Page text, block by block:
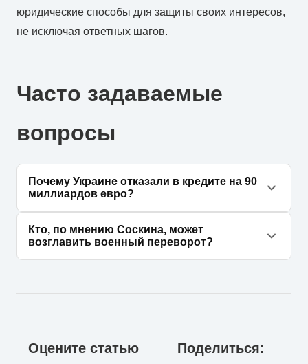
юридические способы для защиты своих интересов,
не исключая ответных шагов.
Часто задаваемые
вопросы
Почему Украине отказали в кредите на 90
миллиардов евро?
уведомила Киев, что на данный момент у
Евросоюза нет возможности выделить такие
Кто, по мнению Соскина, может
возглавить военный переворот?
Оцените статью Поделиться: